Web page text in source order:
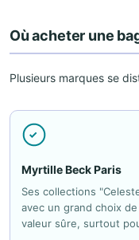
Où acheter une
Plusieurs marques se
Myrtille Beck Paris
Ses collections
avec un grand choix
valeur sûre, surtout